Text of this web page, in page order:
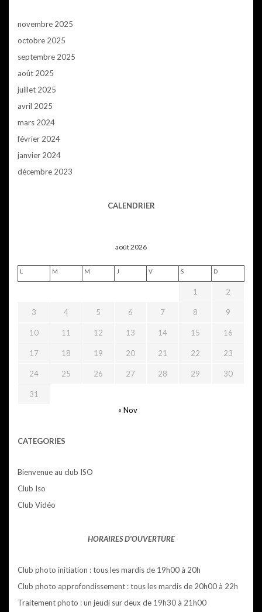
novembre 2025
octobre 2025
septembre 2025
août 2025
juillet 2025
avril 2025
mars 2024
février 2024
janvier 2024
décembre 2023
CALENDRIER
août 2026
L M M J V S D
1 2
3 4 5 6 7 8 9
10 11 12 13 14 15 16
17 18 19 20 21 22 23
24 25 26 27 28 29 30
31
« Nov
CATEGORIES
Bienvenue au club ISO
Club Iso
Club Vidéo
HORAIRES D'OUVERTURE
Club photo initiation : tous les mardis de 19h00 à 20h
Club photo approfondissement : tous les mardis de 20h00 à 22h
Traitement photo : un jeudi sur deux de 19h30 à 21h00